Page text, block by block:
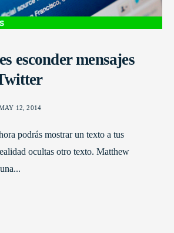
esconder mensajes
12, 2014
podrás mostrar un texto a tus
ocultas otro texto. Matthew
...